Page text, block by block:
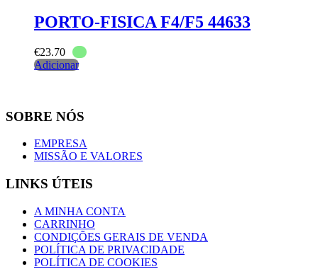
PORTO-FISICA F4/F5 44633
€23.70
Adicionar
SOBRE NÓS
EMPRESA
MISSÃO E VALORES
LINKS ÚTEIS
A MINHA CONTA
CARRINHO
CONDIÇÕES GERAIS DE VENDA
POLÍTICA DE PRIVACIDADE
POLÍTICA DE COOKIES